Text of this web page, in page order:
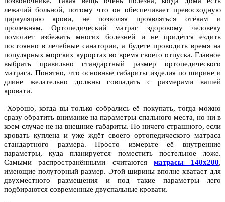
лежачий больной, потому что он обеспечивает превосходную
циркуляцию крови, не позволяя проявляться отёкам и
пролежням. Ортопедический матрас здоровому человеку
помогает избежать многих болезней и не придётся ездить
постоянно в лечебные санатории, а будете проводить время на
популярных морских курортах во время своего отпуска. Главное
выбрать правильно стандартный размер ортопедического
матраса. Понятно, что основные габариты изделия по ширине и
длине желательно должны совпадать с размерами вашей
кровати.
Хорошо, когда вы только собрались её покупать, тогда можно
сразу обратить внимание на параметры спального места, но ни в
коем случае не на внешние габариты. Но ничего страшного, если
кровать куплена и уже ждёт своего ортопедического матраса
стандартного размера. Просто измерьте её внутренние
параметры, куда планируется поместить постельное ложе.
Самыми распространёнными считаютсяматрасы 140х200,
имеющие полуторный размер. Этой ширины вполне хватает для
двухместного размещения и под такие параметры лего
подбираются современные двуспальные кровати.